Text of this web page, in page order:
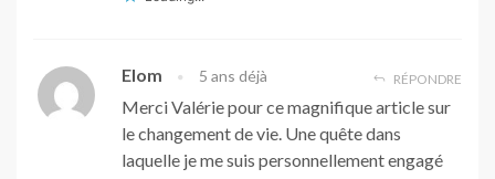
Elom 5 ans déjà RÉPONDRE
Merci Valérie pour ce magnifique article sur
le changement de vie. Une quête dans
laquelle je me suis personnellement engagé